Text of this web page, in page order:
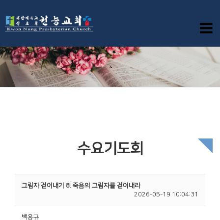
수요기도회
그림자 걷어내기 8. 죽음의 그림자를 걷어내라
2026-05-19 10:04:31
백용규